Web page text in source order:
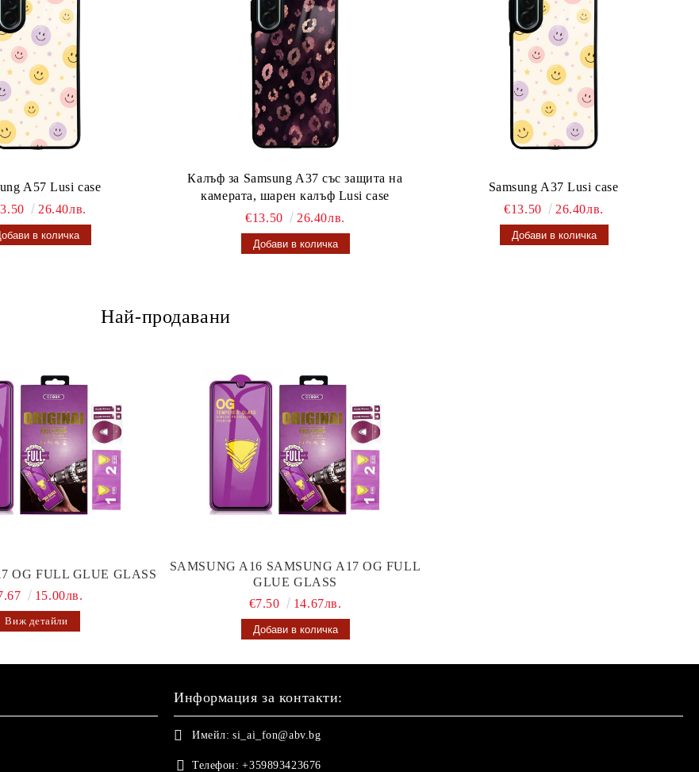
A57 Lusi case
26.40лв.
Калъф за Samsung A37 със защита на
камерата, шарен калъф Lusi case
€13.50
26.40лв.
Samsung A37 Lusi case
€13.50
26.40лв.
Най-продавани
OG FULL GLUE GLASS
15.00лв.
Виж детайли
SAMSUNG A16 SAMSUNG A17 OG FULL
GLUE GLASS
€7.50
14.67лв.
Информация за контакти:
Имейл: si_ai_fon@abv.bg
Телефон: +359893423676